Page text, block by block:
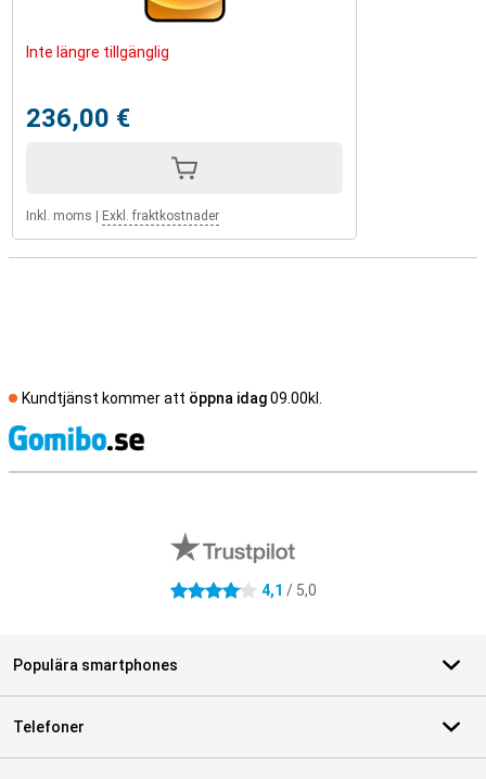
Inte längre tillgänglig
236,00 €
Inkl. moms Exkl. fraktkostnader
Kundtjänst kommer att öppna idag09.00kl.
4.1 stjärnor 4,1 / 5,0
Populära smartphones
Telefoner